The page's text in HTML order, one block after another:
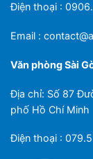
Điện thoại :
Email :
Văn phòng Sài
Địa chỉ: Số 87
phố Hồ Chí Minh
Điện thoại :